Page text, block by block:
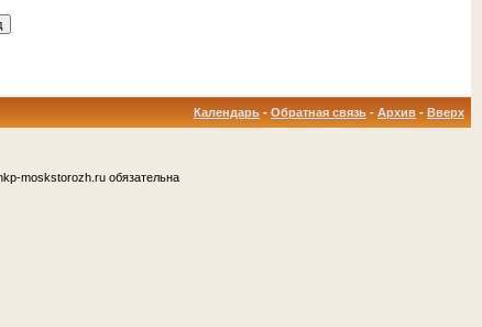
Календарь - Обратная связь - Архив - Вверх
moskstorozh.ru обязательна